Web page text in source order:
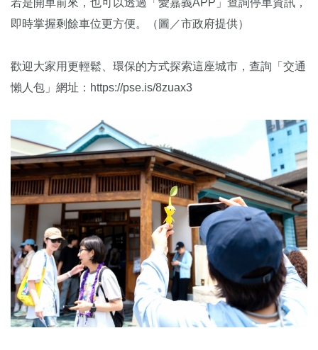
即時掌握剩餘車位更方便。（圖／市政府提供）
歡迎大家用更輕鬆、環保的方式探索這座城市，查詢「交通
懶人包」網址：https://pse.is/8zuax3